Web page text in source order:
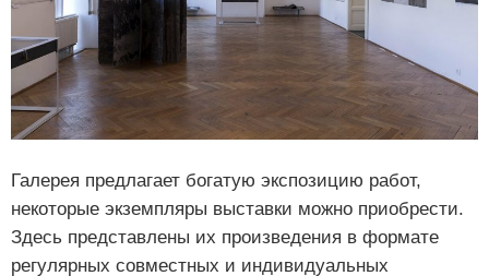
Галерея предлагает богатую экспозицию работ,
некоторые экземпляры выставки можно приобрести.
Здесь представлены их произведения в формате
регулярных совместных и индивидуальных